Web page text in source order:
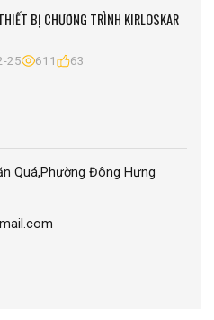
BỊ CHƯƠNG TRÌNH KIRLOSKAR
25 611 63
Quá,Phường Đông Hưng